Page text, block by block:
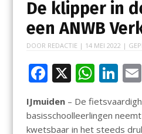
De klipper in
een ANWB
DOOR REDACTIE | 14 MEI 2022 |
F
ac
e
X W
at
Li
n
k
IJmuiden– De
basisschoolleerlingen
kwetsbaar in het steeds